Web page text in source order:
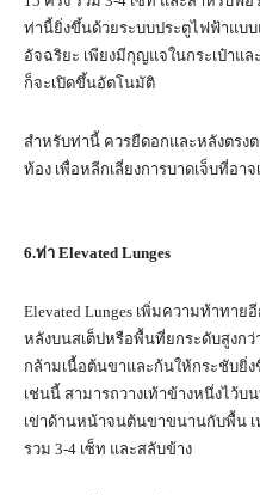
ท่านี้ยิ่งขึ้นด้วยระบบประตูไฟฟ้าแบ
อัจฉริยะ เพียงมีกุญแจในกระเป๋าแ
ก็จะเปิดขึ้นอัตโนมัติ
สำหรับท่านี้ ควรยืดอกและหลังตรง
ท้อง เพื่อหลีกเลี่ยงการบาดเจ็บที่อา
6.ท่า Elevated Lunges
Elevated Lunges เพิ่มความท้าทาย
หลังบนสเต็ปหรือพื้นที่ยกระดับสูงกว่
กล้ามเนื้อต้นขาและก้นให้กระชับยิ่
เช่นนี้ สามารถวางเท้าข้างหนึ่งไว้
เข่าด้านหน้าจนต้นขาขนานกับพื้น เ
รวม 3-4 เซ็ท และสลับข้าง